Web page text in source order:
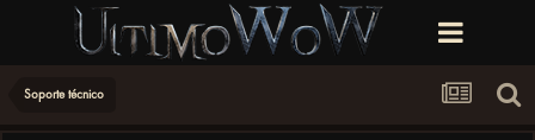
Soporte técnico